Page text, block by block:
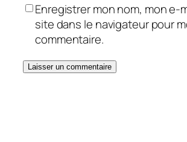
Enregistrer mon nom, mon e-
site dans le navigateur pour
commentaire.